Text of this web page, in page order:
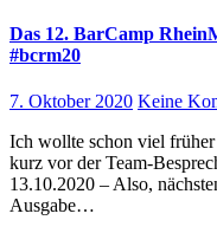
Das 12. BarCamp
#bcrm20
7. Oktober 2020 Keine
Ich wollte schon viel früher den Beitrag veröffentlichen, jetzt folgt er
kurz vor der Team-
13.10.2020 – Also,
Ausgabe…